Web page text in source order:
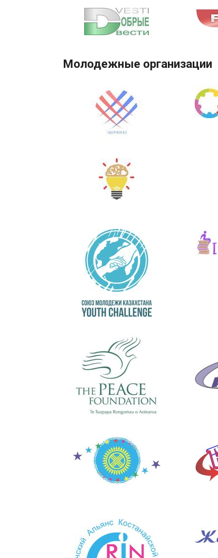
Молодежные организации